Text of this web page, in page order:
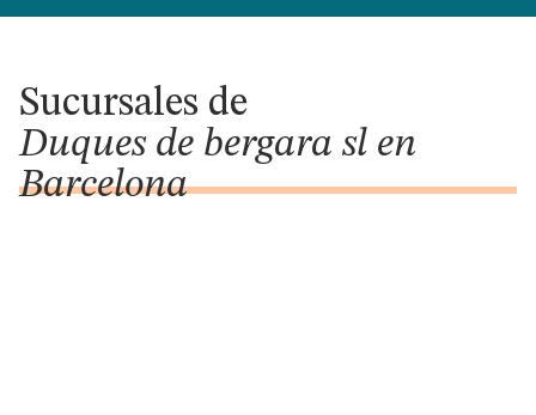
Sucursales de
Duques de bergara sl en
Barcelona